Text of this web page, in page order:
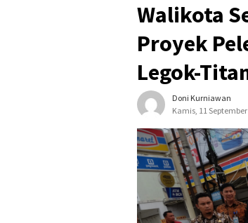
Walikota
Proyek
Legok-
Doni Kurniawan
Kamis, 11